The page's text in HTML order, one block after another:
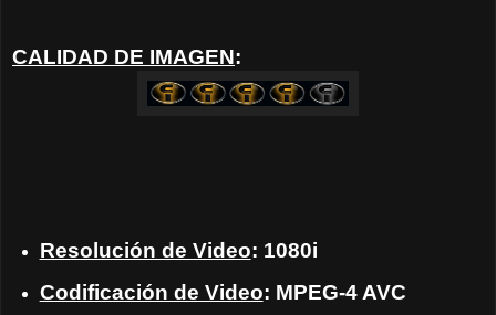
CALIDAD DE IMAGEN:
Resolución de Video: 1080i
Codificación de Video: MPEG-4 AVC